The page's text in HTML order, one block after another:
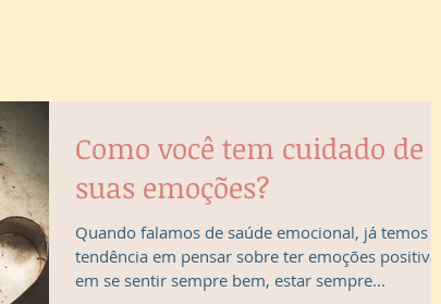
Como você tem cuidado de
suas emoções?
Quando falamos de saúde emocional, já temos a
tendência em pensar sobre ter emoções positivas,
em se sentir sempre bem, estar sempre...